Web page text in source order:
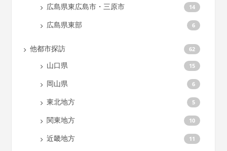
広島県東広島市・三原市 14
広島県東部 6
他都市探訪 62
山口県 15
岡山県 6
東北地方 5
関東地方 10
近畿地方 11